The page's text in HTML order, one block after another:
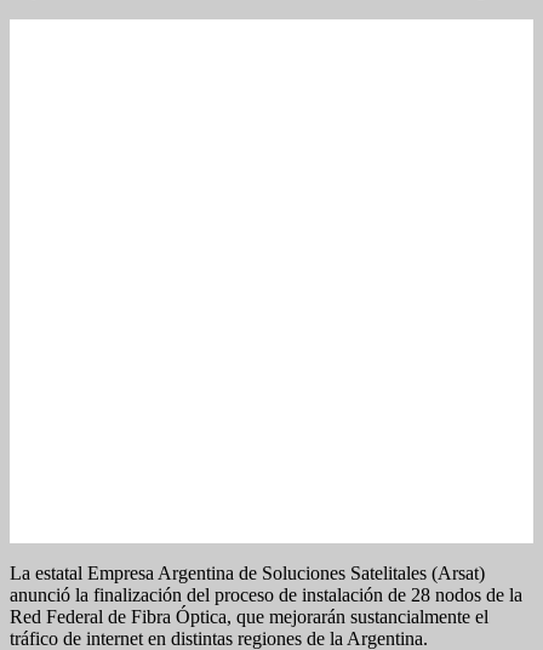
La estatal Empresa Argentina de Soluciones Satelitales (Arsat)
anunció la finalización del proceso de instalación de 28 nodos de la
Red Federal de Fibra Óptica, que mejorarán sustancialmente el
tráfico de internet en distintas regiones de la Argentina.